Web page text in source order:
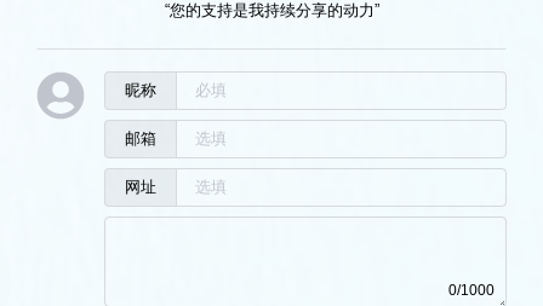
“您的支持是我持续分享的动力”
昵称
邮箱
网址
0/1000